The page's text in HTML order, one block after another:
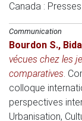
Canada :
Communication
Bourdon S.,
vécues chez les
comparatives.
colloque
perspectives
Urbanisation,